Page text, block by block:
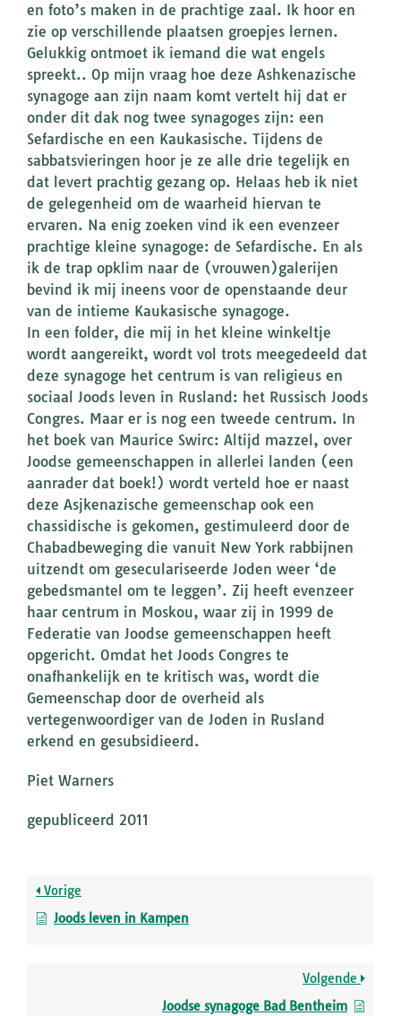
en foto’s maken in de prachtige zaal. Ik hoor en
zie op verschillende plaatsen groepjes lernen.
Gelukkig ontmoet ik iemand die wat engels
spreekt.. Op mijn vraag hoe deze Ashkenazische
synagoge aan zijn naam komt vertelt hij dat er
onder dit dak nog twee synagoges zijn: een
Sefardische en een Kaukasische. Tijdens de
sabbatsvieringen hoor je ze alle drie tegelijk en
dat levert prachtig gezang op. Helaas heb ik niet
de gelegenheid om de waarheid hiervan te
ervaren. Na enig zoeken vind ik een evenzeer
prachtige kleine synagoge: de Sefardische. En als
ik de trap opklim naar de (vrouwen)galerijen
bevind ik mij ineens voor de openstaande deur
van de intieme Kaukasische synagoge.
In een folder, die mij in het kleine winkeltje
wordt aangereikt, wordt vol trots meegedeeld dat
deze synagoge het centrum is van religieus en
sociaal Joods leven in Rusland: het Russisch Joods
Congres. Maar er is nog een tweede centrum. In
het boek van Maurice Swirc: Altijd mazzel, over
Joodse gemeenschappen in allerlei landen (een
aanrader dat boek!) wordt verteld hoe er naast
deze Asjkenazische gemeenschap ook een
chassidische is gekomen, gestimuleerd door de
Chabadbeweging die vanuit New York rabbijnen
uitzendt om geseculariseerde Joden weer ‘de
gebedsmantel om te leggen’. Zij heeft evenzeer
haar centrum in Moskou, waar zij in 1999 de
Federatie van Joodse gemeenschappen heeft
opgericht. Omdat het Joods Congres te
onafhankelijk en te kritisch was, wordt die
Gemeenschap door de overheid als
vertegenwoordiger van de Joden in Rusland
erkend en gesubsidieerd.
Piet Warners
gepubliceerd 2011
Vorige
Joods leven in Kampen
Volgende
Joodse synagoge Bad Bentheim